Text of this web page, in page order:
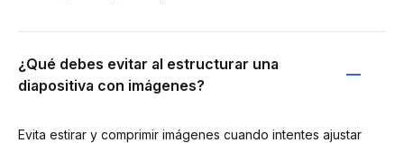
¿Qué debes evitar al estructurar una
diapositiva con imágenes?
Evita estirar y comprimir imágenes cuando intentes ajustar